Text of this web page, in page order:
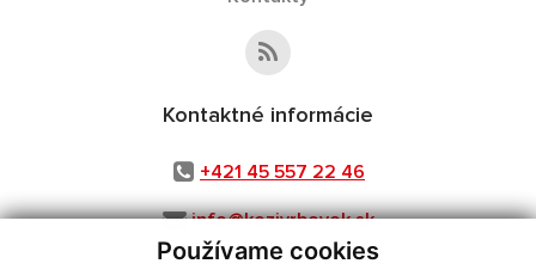
Používame cookies
Kontaktné informácie
+421 45 557 22 46
info@kozivrbovok.sk